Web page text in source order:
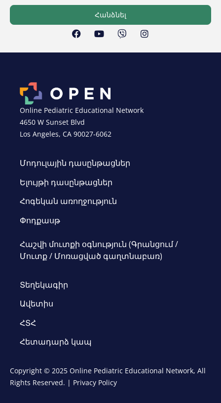
Հանձնել
Online Pediatric Educational Network
4650 W Sunset Blvd
Los Angeles, CA 90027-6062
Մոդուլային դասընթացներ
Ելույթի դասընթացներ
Հոգեկան առողջություն
Փոդքասթ
Հաշվի մուտքի օգնություն (Գրանցում /
Մուտք / Մոռացված գաղտնաբառ)
Տեղեկագիր
Ավետիս
ՀՏՀ
Հետադարձ կապ
Copyright © 2025 Online Pediatric Educational Network, All
Rights Reserved. | Privacy Policy